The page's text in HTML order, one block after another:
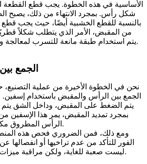
الأساسية في هذه الخطوة. يجب قطع
شكل رأس. بمجرد الانتهاء من ذلك، يصبح
بالنسبة للقطع الخشبية أيضًا، حيث يجب
من المقبض، الأمر الذي يتطلب شكلاً
يتم استخدام طبقة مانعة للتسرب لمعالجة وتغطية القطع الخشبية.
الجمع
نحن في الخطوة الأخيرة من عملية التصنيع،
الجمع بين الرأس والمقبض باستخدام
يتم الضغط على المقبض، وداخل الشق يتم
بمجرد تمديد المقبض، يمر هذا الإسفين
الرأس المطروق مكانه بلطف في موضعه.
ومع ذلك، فمن الضروري فحص هذه
الفور للتأكد من عدم تراخيها أو انفصالها
ليست صعبة للغاية، ولكن مراقبة ميزات السلامة أمر ضروري.